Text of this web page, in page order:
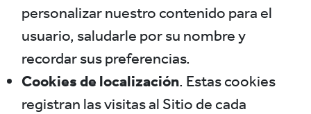
personalizar nuestro contenido para el
usuario, saludarle por su nombre y
recordar sus preferencias.
Cookies de localización. Estas cookies
registran las visitas al Sitio de cada